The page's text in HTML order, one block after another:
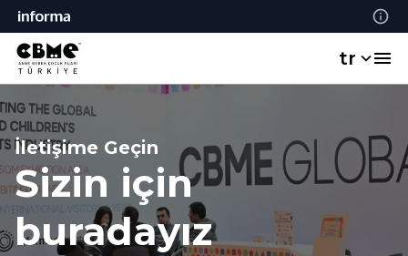
tr
İletişime Geçin
Sizin için
buradayız